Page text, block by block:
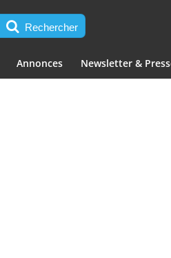
Rechercher
Annonces Newsletter &